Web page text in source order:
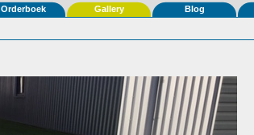
Orderboek Gallery Blog